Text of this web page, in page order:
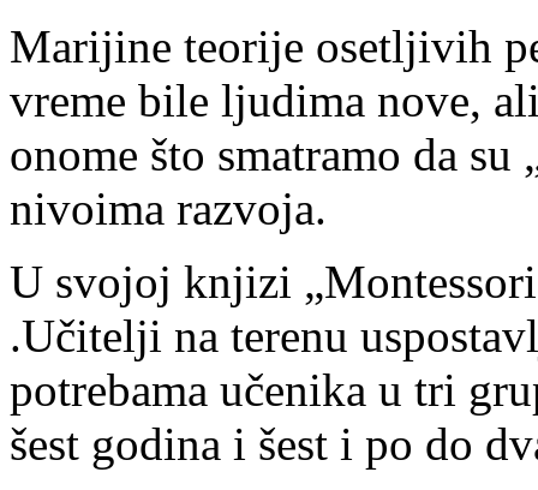
Marijine teorije osetljivih
vreme bile ljudima nove,
onome što smatramo da
nivoima razvoja.
U svojoj knjizi
.Učitelji na terenu
potrebama učenika u tri
šest godina i šest i po do